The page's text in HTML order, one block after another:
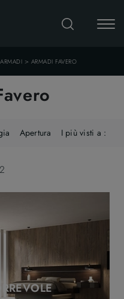
ARMADI > ARMADI FAVERO
Apertura I più visti a :
2